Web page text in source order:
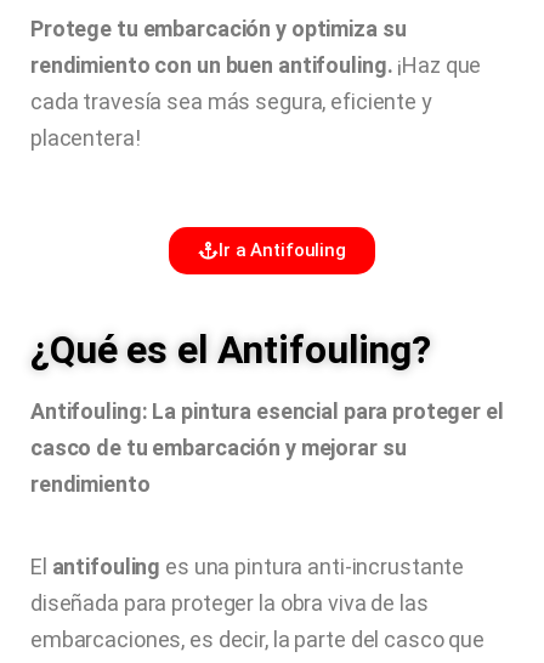
Protege tu embarcación y optimiza su
rendimiento con un buen antifouling. ¡Haz que
cada travesía sea más segura, eficiente y
placentera!
Ir a Antifouling
¿Qué es el Antifouling?
Antifouling: La pintura esencial para proteger el
casco de tu embarcación y mejorar su
rendimiento
El antifouling es una pintura anti-incrustante
diseñada para proteger la obra viva de las
embarcaciones, es decir, la parte del casco que